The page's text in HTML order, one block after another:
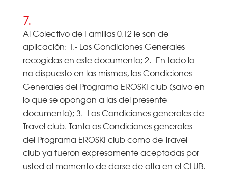
7.
Al Colectivo de Familias 0.12 le son de
aplicación: 1.- Las Condiciones Generales
recogidas en este documento; 2.- En todo lo
no dispuesto en las mismas, las Condiciones
Generales del Programa EROSKI club (salvo en
lo que se opongan a las del presente
documento); 3.- Las Condiciones generales de
Travel club. Tanto as Condiciones generales
del Programa EROSKI club como de Travel
club ya fueron expresamente aceptadas por
usted al momento de darse de alta en el CLUB.